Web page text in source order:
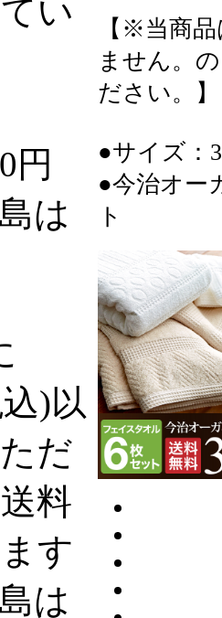
【※当商
ません。
ださい。】
●サイズ：
●今治オ
ト
い
円
は
)以
だ
料
す
は